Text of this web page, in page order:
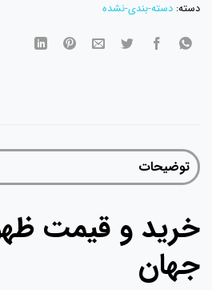
دسته: دسته-بندی-نشده
توضیحات
خرید و قیمت
جهان